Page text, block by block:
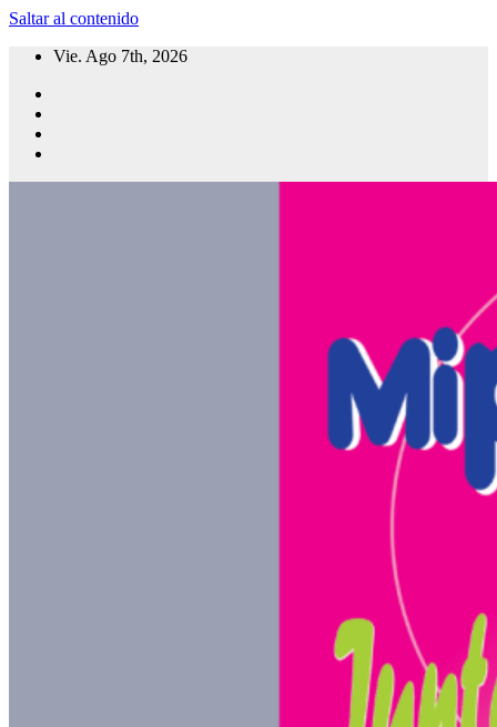
Saltar al contenido
Vie. Ago 7th, 2026